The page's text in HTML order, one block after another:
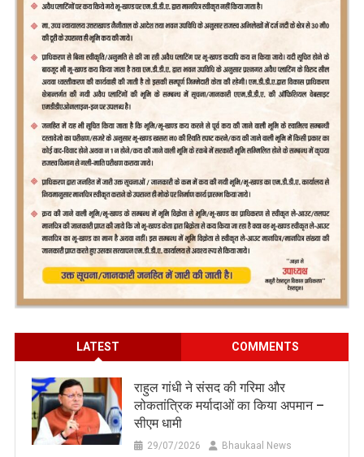
LATEST COMMENTS
राहुल गांधी ने संसद की गरिमा और
लोकतांत्रिक मर्यादाओं का किया अपमान –
सीएम धामी
29/07/2026 Bhaukaal News